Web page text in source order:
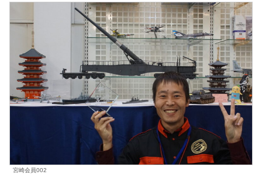
宮崎会員002